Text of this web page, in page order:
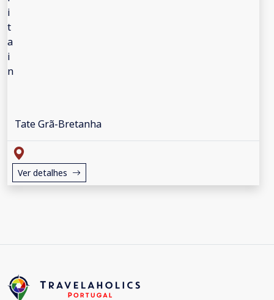
Tate Grã-Bretanha
Ver detalhes